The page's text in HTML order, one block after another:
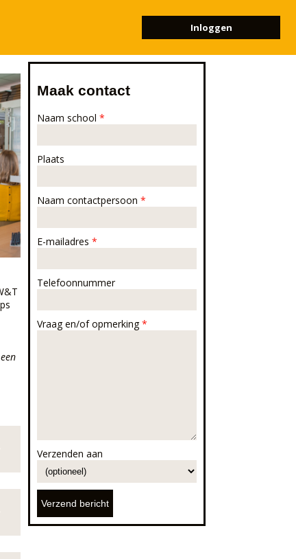
Inloggen
Maak contact
Naam school *
Plaats
Naam contactpersoon *
E-mailadres *
Telefoonnummer
Vraag en/of opmerking*
Verzenden aan